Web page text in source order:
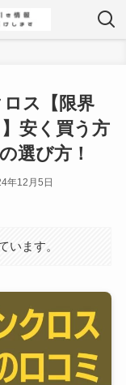
ス【限界
安く買う方
選び方！
年12月5日
います。